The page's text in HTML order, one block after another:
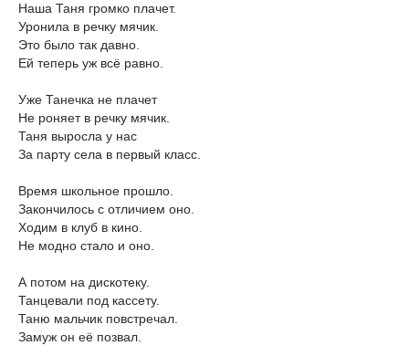
Наша Таня громко плачет.
Уронила в речку мячик.
Это было так давно.
Ей теперь уж всё равно.
Уже Танечка не плачет
Не роняет в речку мячик.
Таня выросла у нас
За парту села в первый класс.
Время школьное прошло.
Закончилось с отличием оно.
Ходим в клуб в кино.
Не модно стало и оно.
А потом на дискотеку.
Танцевали под кассету.
Таню мальчик повстречал.
Замуж он её позвал.